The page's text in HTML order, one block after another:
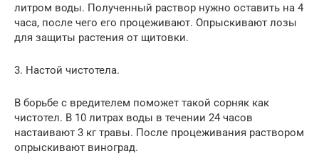
литром воды. Полученный раствор нужно оставить на 4
часа, после чего его процеживают. Опрыскивают лозы
для защиты растения от щитовки.
3. Настой чистотела.
В борьбе с вредителем поможет такой сорняк как
чистотел. В 10 литрах воды в течении 24 часов
настаивают 3 кг травы. После процеживания раствором
опрыскивают виноград.